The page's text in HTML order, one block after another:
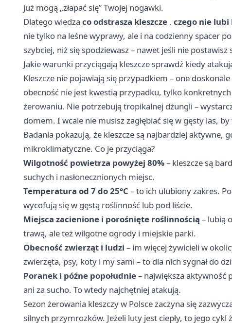
już mogą „złapać się” Twojej nogawki.
Dlatego wiedza co odstrasza kleszcze , czego nie lubi
nie tylko na leśne wyprawy, ale i na codzienny spacer
szybciej, niż się spodziewasz – nawet jeśli nie postawisz
Jakie warunki przyciągają kleszcze sprawdź kiedy
Kleszcze nie pojawiają się przypadkiem – one
obecność nie jest kwestią przypadku, tylko
żerowaniu. Nie potrzebują tropikalnej dżungli –
domem. I wcale nie musisz zagłębiać się w gęsty las,
Badania pokazują, że kleszcze są najbardziej aktywne,
mikroklimatyczne. Co je przyciąga?
Wilgotność powietrza powyżej 80%– kleszcze są
suchych i nasłonecznionych miejsc.
Temperatura od 7 do 25°C – to ich ulubiony zakres.
wycofują się w gęstą roślinność lub pod liście.
Miejsca zacienione i porośnięte roślinnością – lubią
trawą, ale też wilgotne ogrody i miejskie parki.
Obecność zwierząt i ludzi – im więcej żywicieli w
zwierzęta, psy, koty i my sami – to dla nich sygnał do
Poranek i późne popołudnie– największa aktywność
ani za sucho. To wtedy najchętniej atakują.
Sezon żerowania kleszczy w Polsce zaczyna się
silnych przymrozków. Jeżeli luty jest ciepły, to jego cykl